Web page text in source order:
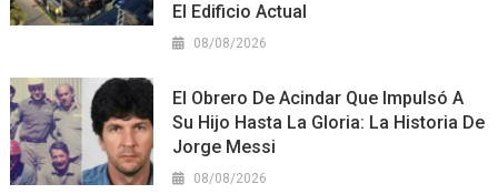
El Edificio Actual
08/08/2026
El Obrero De Acindar Que Impulsó A
Su Hijo Hasta La Gloria: La Historia De
Jorge Messi
08/08/2026